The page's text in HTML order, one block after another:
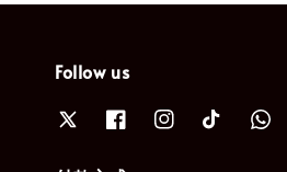
Follow us